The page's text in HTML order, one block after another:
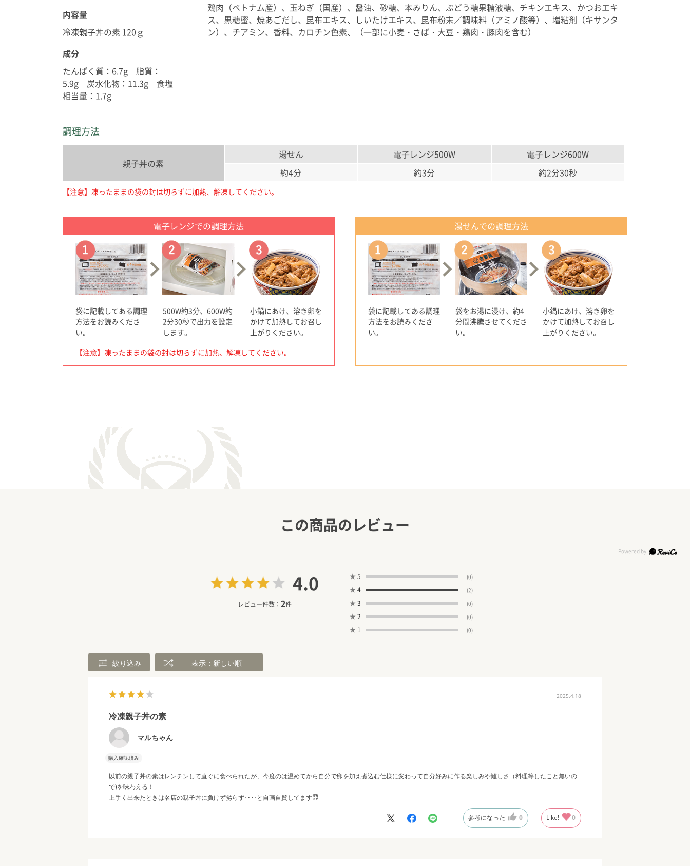
内容量
冷凍親子丼の素 120ｇ
成分
たんぱく質：6.7g 脂質：
5.9g 炭水化物：11.3g 食塩
相当量：1.7g
鶏肉（ベトナム産）、玉ねぎ（国産）、醤油、砂糖、本みりん、ぶどう糖果糖液糖、チキンエキス、かつおエキ
ス、黒糖蜜、焼あごだし、昆布エキス、しいたけエキス、昆布粉末／調味料（アミノ酸等）、増粘剤（キサンタ
ン）、チアミン、香料、カロチン色素、（一部に小麦・さば・大豆・鶏肉・豚肉を含む）
調理方法
親子丼の素
湯せん 電子レンジ500W
電子レンジ600W
約4分
約3分 約2分30秒
【注意】凍ったままの袋の封は切らずに加熱、解凍してください。
電子レンジでの調理方法
袋に記載してある調理
方法をお読みくださ
い。
500W約3分、600W約
2分30秒で出力を設定
します。
小鍋にあけ、溶き卵を
かけて加熱してお召し
上がりください。
【注意】凍ったままの袋の封は切らずに加熱、解凍してください。
湯せんでの調理方法
袋に記載してある調理
方法をお読みくださ
い。
袋をお湯に浸け、約4
分間沸騰させてくださ
い。
小鍋にあけ、溶き卵を
かけて加熱してお召し
上がりください。
この商品のレビュー
4.0
レビュー件数： 2件
★ 5 (0)
★ 4 (2)
★ 3 (0)
★ 2 (0)
★ 1 (0)
絞り込み 表示：新しい順
2025.4.18
冷凍親子丼の素
マルちゃん
購入確認済み
以前の親子丼の素はレンチンして直ぐに食べられたが、今度のは温めてから自分で卵を加え煮込む仕様に変わって自分好みに作る楽しみや難しさ（料理等したこと無いの
で)を味わえる！
上手く出来たときは名店の親子丼に負けず劣らず‥‥と自画自賛してます😇
参考になった 0 Like! 0